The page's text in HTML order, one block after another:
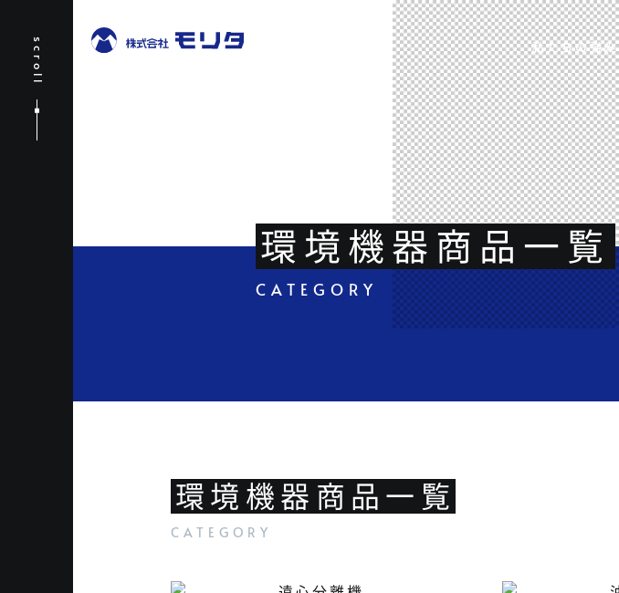
私たちの強み
scroll
環境機器商品一覧
環境機器商品一覧